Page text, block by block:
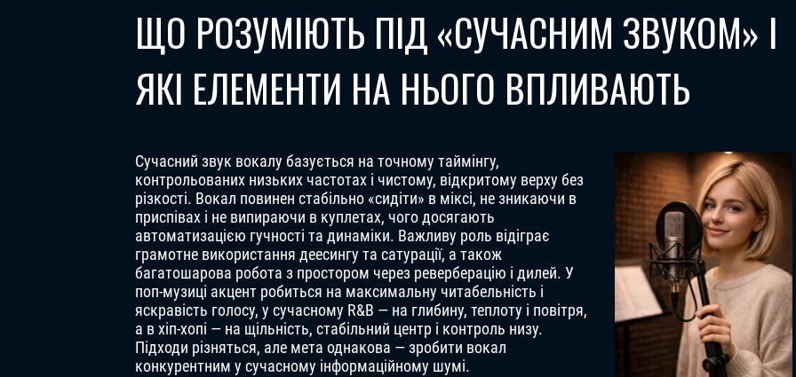
ЩО РОЗУМІЮТЬ ПІД «СУЧАСНИМ ЗВУКОМ» І
ЯКІ ЕЛЕМЕНТИ НА НЬОГО ВПЛИВАЮТЬ
Сучасний звук вокалу базується на точному таймінгу,
контрольованих низьких частотах і чистому, відкритому верху без
різкості. Вокал повинен стабільно «сидіти» в міксі, не зникаючи в
приспівах і не випираючи в куплетах, чого досягають
автоматизацією гучності та динаміки. Важливу роль відіграє
грамотне використання деесингу та сатурації, а також
багатошарова робота з простором через реверберацію і дилей. У
поп-музиці акцент робиться на максимальну читабельність і
яскравість голосу, у сучасному R&B — на глибину, теплоту і повітря,
а в хіп-хопі — на щільність, стабільний центр і контроль низу.
Підходи різняться, але мета однакова — зробити вокал
конкурентним у сучасному інформаційному шумі.